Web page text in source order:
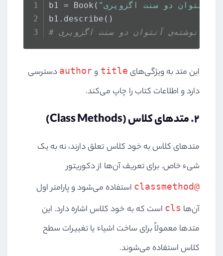
b1 = Book(
b1.describe()
دو سنت اگزوپری
این متد به ویژگی‌های title وauthor دسترسی
دارد و اطلاعات کتاب را چاپ می‌کند.
۲. متدهای کلاس (Class Methods)
متدهای کلاس به خود کلاس تعلق دارند، نه به یک
شیء خاص. برای تعریف آن‌ها از دکوریتور
@classmethod
استفاده می‌شود و پارامتر اول
آن‌ها cls است که به خود کلاس اشاره دارد. این
متدها معمولاً برای ساخت اشیاء یا تغییرات سطح
کلاس استفاده می‌شوند.